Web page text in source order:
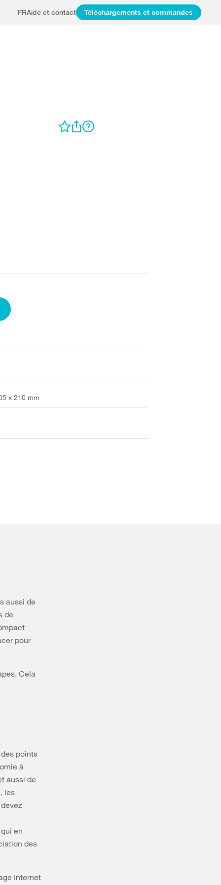
FRAide et contact Téléchargements et commandes
x 210 mm
aussi de
de
pour
Cela
points
à
aussi de
les
en
des
Internet